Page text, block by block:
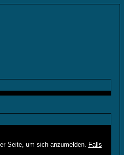
3000 Löschis Lotto:
Seite, um sich anzumelden. Falls